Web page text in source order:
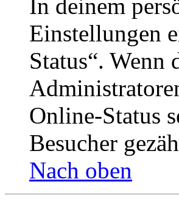
In deinem
Einstellungen
Status“. Wenn
Online-Status
Besucher
Nach oben